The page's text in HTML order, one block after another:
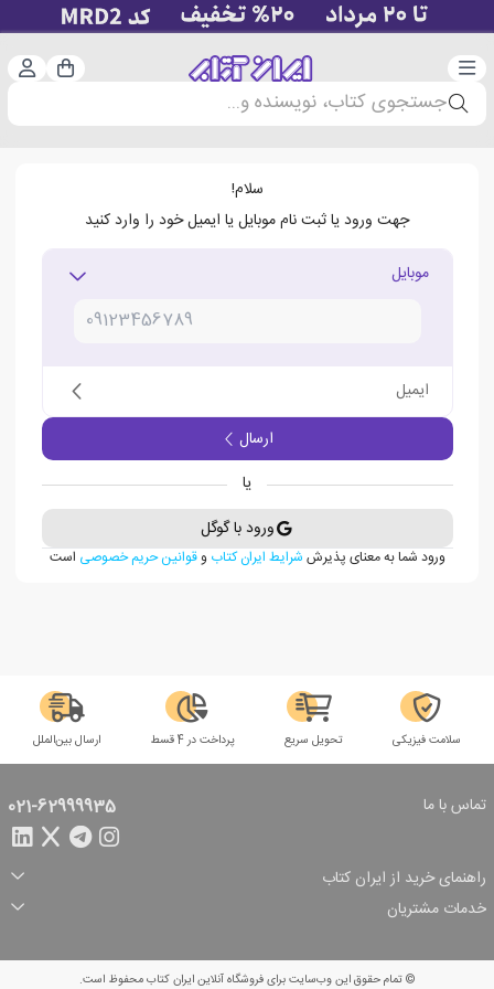
دسته‌بندی سبد
جستجوی کتاب، نویسنده و...
سلام!
جهت ورود یا ثبت نام موبایل یا ایمیل خود را وارد کنید
موبایل
ایمیل
ارسال
یا
ورود با گوگل
ورود شما به معنای پذیرش شرایط ایران کتاب وقوانین حریم خصوصی است
سلامت فیزیکی تحویل سریع پرداخت در 4 قسط ارسال بین‌الملل
تماس با ما 021-62999935
راهنمای خرید از ایران کتاب
ثبت سفارش
شرایط ارسال سفارش
شیوه پرداخت
تخفیف‌های خرید
خدمات مشتریان
© تمام حقوق این وب‌سایت برای فروشگاه آنلاین ایران کتاب محفوظ است.